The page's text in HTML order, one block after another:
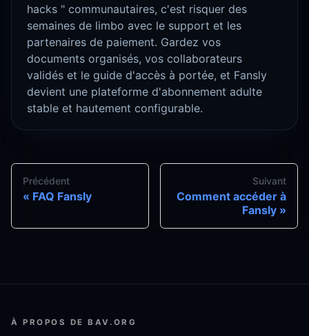
hacks " communautaires, c'est risquer des
semaines de limbo avec le support et les
partenaires de paiement. Gardez vos
documents organisés, vos collaborateurs
validés et le guide d'accès à portée, et Fansly
devient une plateforme d'abonnement adulte
stable et hautement configurable.
Précédent
FAQ Fansly
Suivant
Comment accéder à
Fansly
À PROPOS DE BAV.ORG